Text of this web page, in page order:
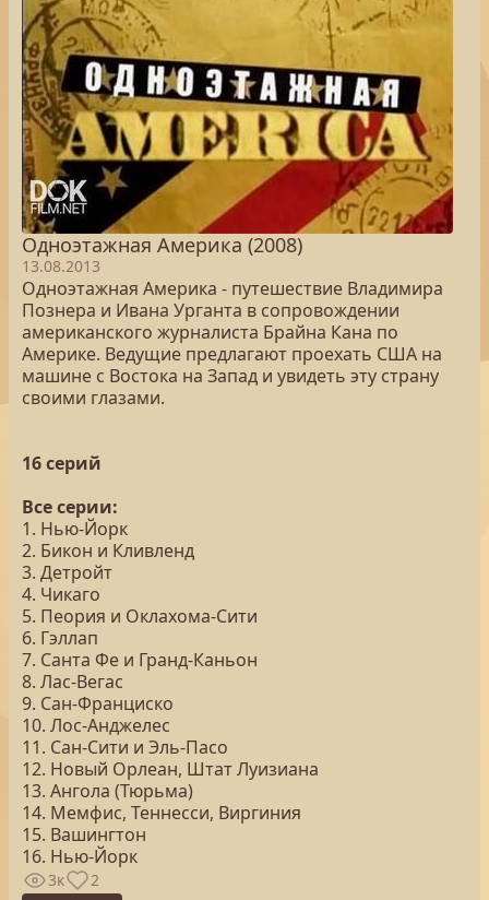
Одноэтажная Америка (2008)
13.08.2013
Одноэтажная Америка - путешествие Владимира
Познера и Ивана Урганта в сопровождении
американского журналиста Брайна Кана по
Америке. Ведущие предлагают проехать США на
машине с Востока на Запад и увидеть эту страну
своими глазами.
16 серий
Все серии:
1. Нью-Йорк
2. Бикон и Кливленд
3. Детройт
4. Чикаго
5. Пеория и Оклахома-Сити
6. Гэллап
7. Санта Фе и Гранд-Каньон
8. Лас-Вегас
9. Сан-Франциско
10. Лос-Анджелес
11. Сан-Сити и Эль-Пасо
12. Новый Орлеан, Штат Луизиана
13. Ангола (Тюрьма)
14. Мемфис, Теннесси, Виргиния
15. Вашингтон
16. Нью-Йорк
3к 2